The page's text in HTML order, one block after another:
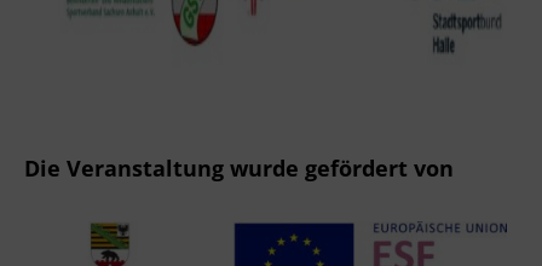
Die Veranstaltung wurde gefördert von